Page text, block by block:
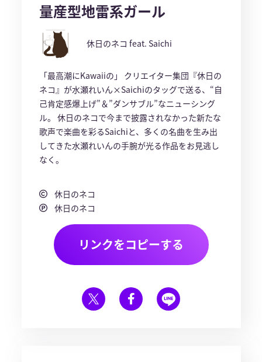
量産型地雷系ガール
休日のネコ feat. Saichi
「最高潮にKawaiiの」 クリエイター集団『休日の
ネコ』が水瀬れいん×Saichiのタッグで送る、“自
己肯定感爆上げ”＆”ダンサブル”なニューシング
ル。 休日のネコで今まで披露されなかった新たな
歌声で楽曲を彩るSaichiと、多くの名曲を生み出
してきた水瀬れいんの手腕が光る作品をお見逃し
なく。
休日のネコ
休日のネコ
リンクをコピーする